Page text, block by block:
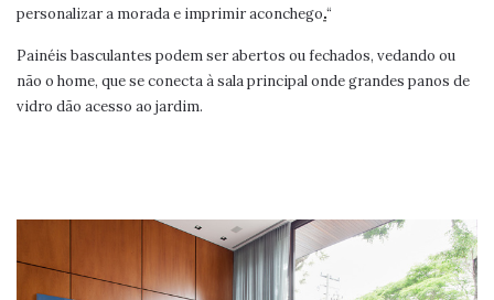
personalizar a morada e imprimir aconchego.“
Painéis basculantes podem ser abertos ou fechados, vedando ou
não o home, que se conecta à sala principal onde grandes panos de
vidro dão acesso ao jardim.